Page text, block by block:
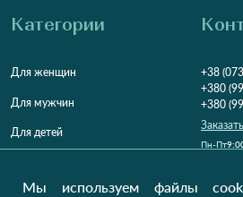
Категории
Для женщин
Для мужчин
Для детей
+38
+380
+380
Пн-Пт
Мы используем файлы